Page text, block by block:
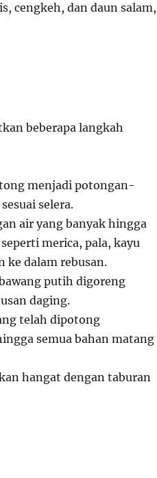
cengkeh, dan daun salam,
beberapa langkah
menjadi potongan-
selera.
air yang banyak hingga
merica, pala, kayu
ke dalam rebusan.
putih digoreng
daging.
telah dipotong
semua bahan matang
hangat dengan taburan